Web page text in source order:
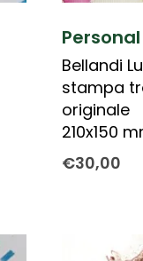
Bellandi
stampa
originale
210x150
€30,00